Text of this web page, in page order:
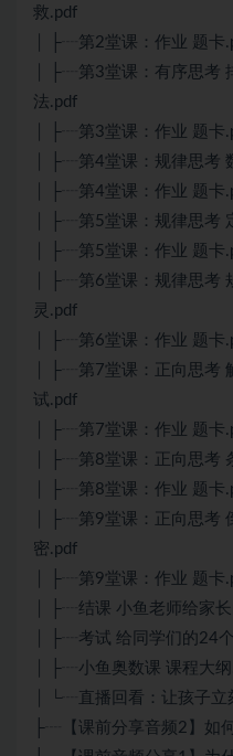
救.pdf
│ ├┈第2堂课：作业 题卡
│ ├┈第3堂课：有序思考
法.pdf
│ ├┈第3堂课：作业 题卡
│ ├┈第4堂课：规律思考
│ ├┈第4堂课：作业 题卡
│ ├┈第5堂课：规律思考
│ ├┈第5堂课：作业 题卡
│ ├┈第6堂课：规律思考
灵.pdf
│ ├┈第6堂课：作业 题卡
│ ├┈第7堂课：正向思考
试.pdf
│ ├┈第7堂课：作业 题卡
│ ├┈第8堂课：正向思考
│ ├┈第8堂课：作业 题卡
│ ├┈第9堂课：正向思考
密.pdf
│ ├┈第9堂课：作业 题卡
│ ├┈结课 小鱼老师给家
│ ├┈考试 给同学们的24
│ ├┈小鱼奥数课 课程大
│ └┈直播回看：让孩子立
├┈【课前分享音频2】如